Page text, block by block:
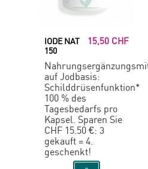
IODE NAT
150
15,50 CHF
auf Jodbasis:
Schilddrüsenfunktion*
100 % des
Tagesbedarfs pro
Kapsel. Sparen Sie
CHF 15.50 €: 3
gekauft = 4.
geschenkt!